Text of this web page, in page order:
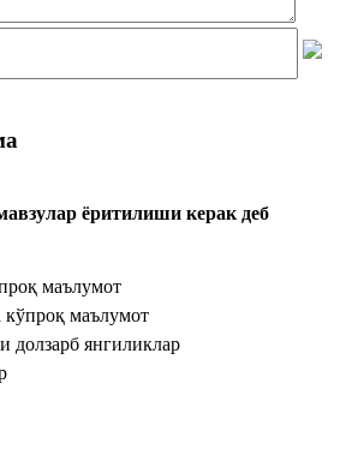
ёритилиши керак деб
маълумот
кўпроқ маълумот
долзарб янгиликлар